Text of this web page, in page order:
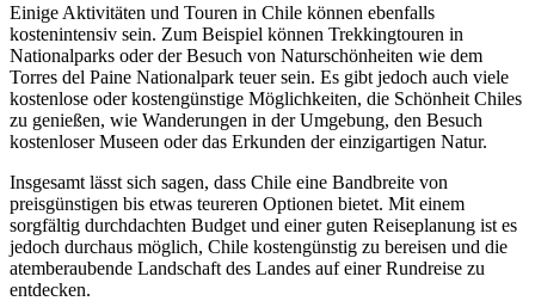
Einige Aktivitäten und Touren in Chile können ebenfalls
kostenintensiv sein. Zum Beispiel können Trekkingtouren in
Nationalparks oder der Besuch von Naturschönheiten wie dem
Torres del Paine Nationalpark teuer sein. Es gibt jedoch auch viele
kostenlose oder kostengünstige Möglichkeiten, die Schönheit Chiles
zu genießen, wie Wanderungen in der Umgebung, den Besuch
kostenloser Museen oder das Erkunden der einzigartigen Natur.
Insgesamt lässt sich sagen, dass Chile eine Bandbreite von
preisgünstigen bis etwas teureren Optionen bietet. Mit einem
sorgfältig durchdachten Budget und einer guten Reiseplanung ist es
jedoch durchaus möglich, Chile kostengünstig zu bereisen und die
atemberaubende Landschaft des Landes auf einer Rundreise zu
entdecken.